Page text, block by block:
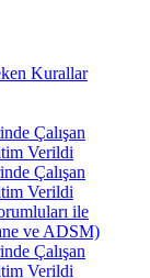
Kurallar
Çalışan
Verildi
Çalışan
Verildi
ile
ve ADSM)
Çalışan
Verildi